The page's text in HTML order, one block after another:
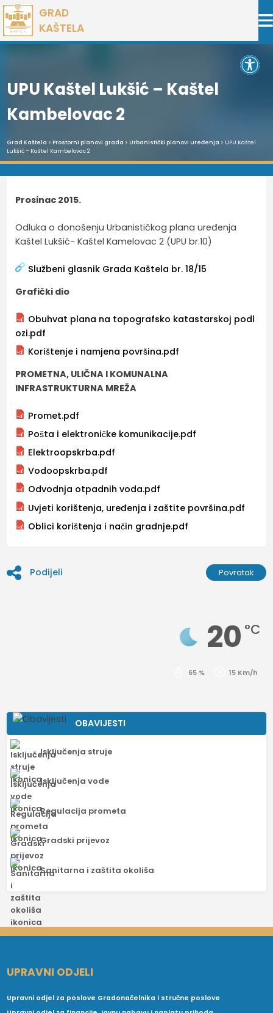
Preskoči
na
sadržaj
GRAD
KAŠTELA
UPU Kaštel Lukšić – Kaštel
Kambelovac 2
Grad Kaštela > Prostorni planovi grada > Urbanistički planovi uređenja > UPU Kaštel
Lukšić – Kaštel Kambelovac 2
Prosinac 2015.
Odluka o donošenju Urbanističkog plana uređenja
Kaštel Lukšić- Kaštel Kamelovac 2 (UPU br.10)
Službeni glasnik Grada Kaštela br. 18/15
Grafički dio
Obuhvat plana na topografsko katastarskoj podl
ozi.pdf
Korištenje i namjena površina.pdf
PROMETNA, ULIČNA I KOMUNALNA
INFRASTRUKTURNA MREŽA
Promet.pdf
Pošta i elektroničke komunikacije.pdf
Elektroopskrba.pdf
Vodoopskrba.pdf
Odvodnja otpadnih voda.pdf
Uvjeti korištenja, uređenja i zaštite površina.pdf
Oblici korištenja i način gradnje.pdf
Podijeli Povratak
20 °C
65 % 15 Km/h
OBAVIJESTI
Isključenja struje
Isključenja vode
Regulacija prometa
Gradski prijevoz
Sanitarna i zaštita okoliša
UPRAVNI ODJELI
Upravni odjel za poslove Gradonačelnika i stručne poslove